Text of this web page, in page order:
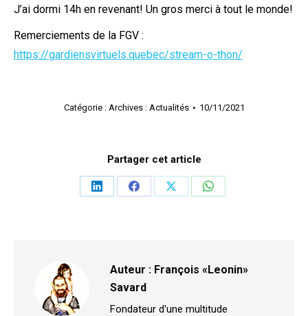
J’ai dormi 14h en revenant! Un gros merci à tout le monde!
Remerciements de la FGV :
https://gardiensvirtuels.quebec/stream-o-thon/
Catégorie : Archives : Actualités 10/11/2021
Partager cet article
PartagerPartagerPartagerPartager
Auteur : François «Leonin»
Savard
Fondateur d'une multitude